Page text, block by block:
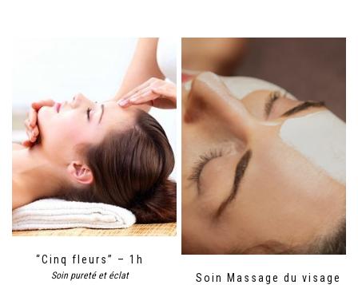
“Cinq fleurs” – 1h
Soin pureté et éclat
Soin Massage du visage